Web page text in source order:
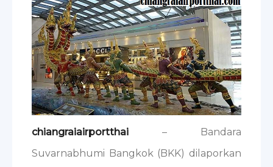
chiangraiairportthai – Bandara
Suvarnabhumi Bangkok (BKK) dilaporkan